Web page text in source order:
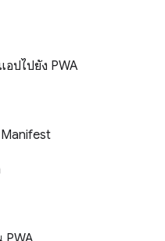
อปไปยัง PWA
Manifest